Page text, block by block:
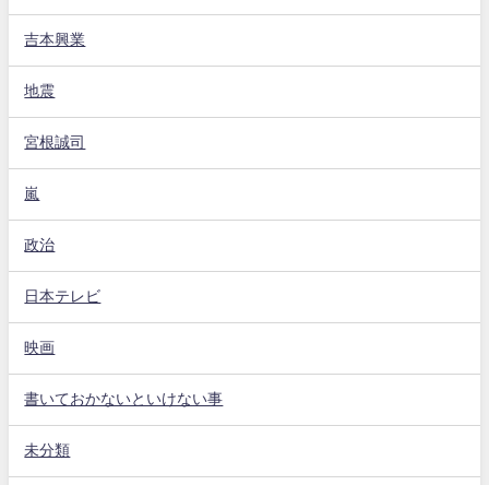
吉本興業
地震
宮根誠司
嵐
政治
日本テレビ
映画
書いておかないといけない事
未分類